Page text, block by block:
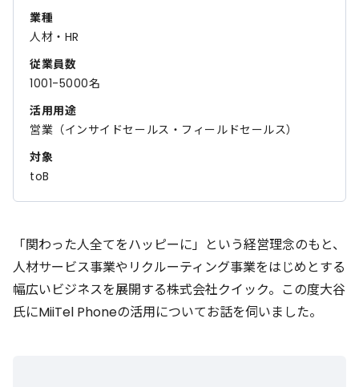
業種
人材・HR
従業員数
1001-5000名
活用用途
営業（インサイドセールス・フィールドセールス）
対象
toB
「関わった人全てをハッピーに」という経営理念のもと、
人材サービス事業やリクルーティング事業をはじめとする
幅広いビジネスを展開する株式会社クイック。この度大谷
氏にMiiTel Phoneの活用についてお話を伺いました。